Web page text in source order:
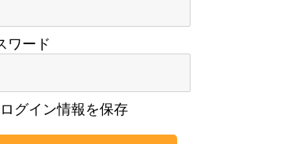
ワード
ログイン情報を保存